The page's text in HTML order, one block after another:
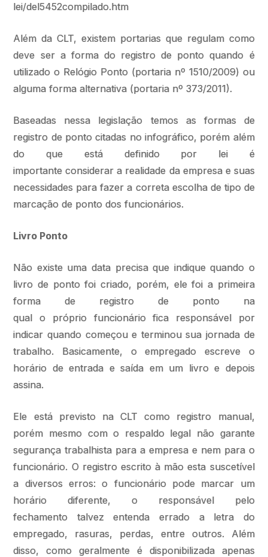
lei/del5452compilado.htm
Além da CLT, existem portarias que regulam como
deve ser a forma do registro de ponto quando é
utilizado o Relógio Ponto (portaria nº 1510/2009) ou
alguma forma alternativa (portaria nº 373/2011).
Baseadas nessa legislação temos as formas de
registro de ponto citadas no infográfico, porém além
do que está definido por lei é
importante considerar a realidade da empresa e suas
necessidades para fazer a correta escolha de tipo de
marcação de ponto dos funcionários.
Livro Ponto
Não existe uma data precisa que indique quando o
livro de ponto foi criado, porém, ele foi a primeira
forma de registro de ponto na
qual o próprio funcionário fica responsável por
indicar quando começou e terminou sua jornada de
trabalho. Basicamente, o empregado escreve o
horário de entrada e saída em um livro e depois
assina.
Ele está previsto na CLT como registro manual,
porém mesmo com o respaldo legal não garante
segurança trabalhista para a empresa e nem para o
funcionário. O registro escrito à mão esta suscetível
a diversos erros: o funcionário pode marcar um
horário diferente, o responsável pelo
fechamento talvez entenda errado a letra do
empregado, rasuras, perdas, entre outros. Além
disso, como geralmente é disponibilizada apenas